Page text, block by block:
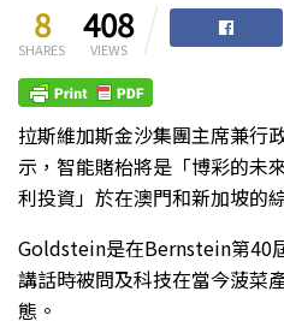
8
SHARES
408
VIEWS
拉斯維加斯金沙集團主席兼行
示，智能賭枱將是「博彩的未
利投資」於在澳門和新加坡的
Goldstein是在Bernstein第40
講話時被問及科技在當今菠菜
態。